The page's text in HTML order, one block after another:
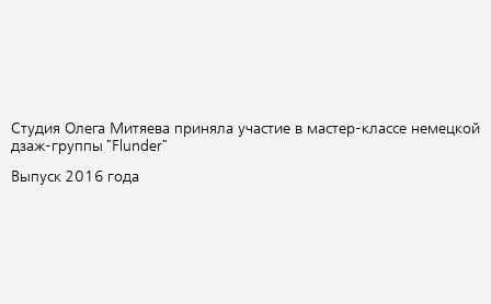
Студия Олега Митяева приняла участие в мастер-классе немецкой
дзаж-группы "Flunder"
Выпуск 2016 года